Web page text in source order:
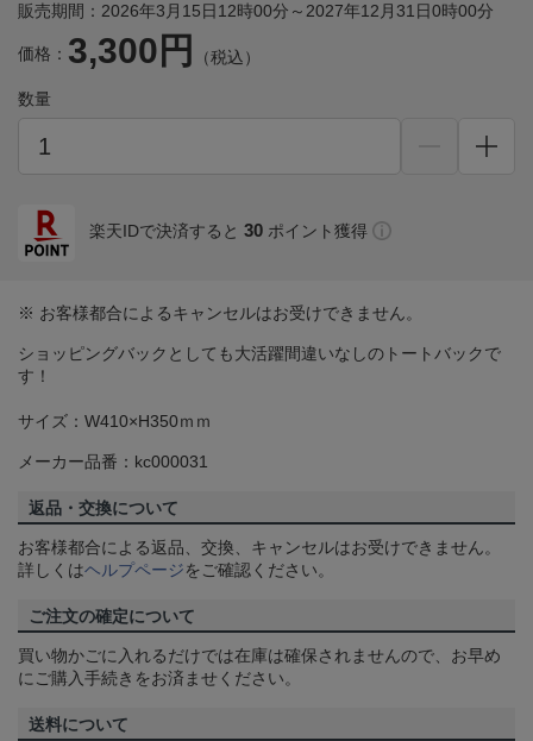
販売期間：2026年3月15日12時00分～2027年12月31日0時00分
価格： 3,300円 （税込）
数量
楽天IDで決済すると 30 ポイント獲得
※ お客様都合によるキャンセルはお受けできません。
ショッピングバックとしても大活躍間違いなしのトートバックで
す！
サイズ：W410×H350ｍｍ
メーカー品番：kc000031
返品・交換について
お客様都合による返品、交換、キャンセルはお受けできません。
詳しくはヘルプページをご確認ください。
ご注文の確定について
買い物かごに入れるだけでは在庫は確保されませんので、お早め
にご購入手続きをお済ませください。
送料について